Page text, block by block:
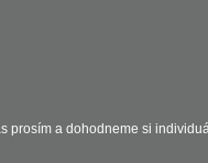
prosím a dohodneme si